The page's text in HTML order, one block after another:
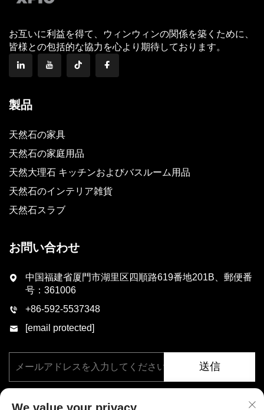
お互いに利益を得て、ウィンウィンの関係を築くために、
皆様との包括的な協力を心より期待しております。
製品
天然石の家具
天然石の家庭用品
天然大理石 キッチンおよびバスルーム用品
天然石のインテリア雑貨
天然石スラブ
お問い合わせ
中国福建省厦門市湖里区四順路619番地201B、郵便番
号：361006
+86-592-5537348
[email protected]
送信